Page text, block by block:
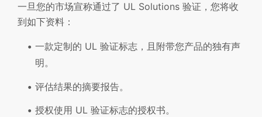
一旦您的市场宣称通过了 UL Solutions 验证，您将收
到如下资料：
一款定制的 UL 验证标志，且附带您产品的独有声
明。
评估结果的摘要报告。
授权使用 UL 验证标志的授权书。